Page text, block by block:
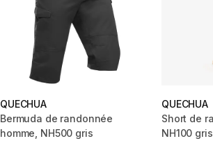
QUECHUA
Bermuda de randonnée
homme, NH500 gris
QUECHUA
Short de
NH100 gris